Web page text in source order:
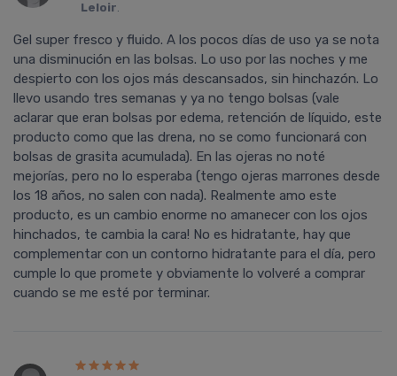
Leloir.
Gel super fresco y fluido. A los pocos días de uso ya se nota
una disminución en las bolsas. Lo uso por las noches y me
despierto con los ojos más descansados, sin hinchazón. Lo
llevo usando tres semanas y ya no tengo bolsas (vale
aclarar que eran bolsas por edema, retención de líquido, este
producto como que las drena, no se como funcionará con
bolsas de grasita acumulada). En las ojeras no noté
mejorías, pero no lo esperaba (tengo ojeras marrones desde
los 18 años, no salen con nada). Realmente amo este
producto, es un cambio enorme no amanecer con los ojos
hinchados, te cambia la cara! No es hidratante, hay que
complementar con un contorno hidratante para el día, pero
cumple lo que promete y obviamente lo volveré a comprar
cuando se me esté por terminar.